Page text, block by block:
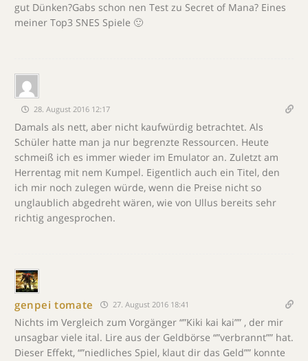
gut Dünken?Gabs schon nen Test zu Secret of Mana? Eines
meiner Top3 SNES Spiele 🙂
28. August 2016 12:17
Damals als nett, aber nicht kaufwürdig betrachtet. Als
Schüler hatte man ja nur begrenzte Ressourcen. Heute
schmeiß ich es immer wieder im Emulator an. Zuletzt am
Herrentag mit nem Kumpel. Eigentlich auch ein Titel, den
ich mir noch zulegen würde, wenn die Preise nicht so
unglaublich abgedreht wären, wie von Ullus bereits sehr
richtig angesprochen.
genpei tomate 27. August 2016 18:41
Nichts im Vergleich zum Vorgänger “”Kiki kai kai”” , der mir
unsagbar viele ital. Lire aus der Geldbörse “”verbrannt”” hat.
Dieser Effekt, “”niedliches Spiel, klaut dir das Geld”” konnte